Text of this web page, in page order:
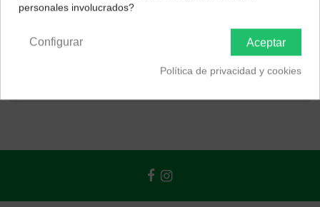
Consultar disponibilidad
PHOTTIX PIE SALDO 240CM FOCO
personales involucrados?
Aceptar
Configurar
Política de privacidad y cookies